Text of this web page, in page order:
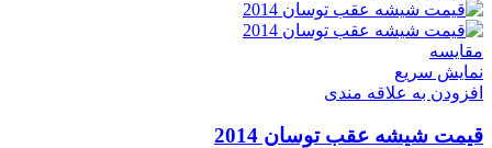
مقايسه
نمایش سریع
افزودن به علاقه مندی
قیمت شیشه عقب توسان 2014